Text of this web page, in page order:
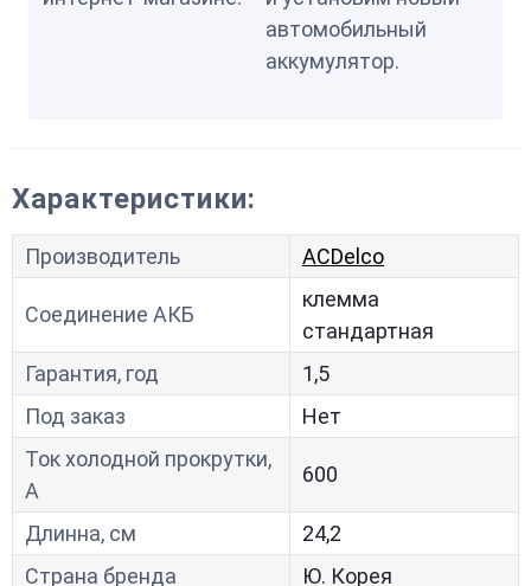
автомобильный
аккумулятор.
Характеристики:
Производитель ACDelco
Соединение АКБ
клемма
стандартная
Гарантия, год
1,5
Под заказ
Нет
Ток холодной прокрутки,
A
600
Длинна, см
24,2
Страна бренда
Ю. Корея